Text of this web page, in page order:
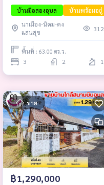
บ้านมือสองอุบล
บ้านพร้อมอยู่
นาเมือง-นิคม-ดง
แสนสุข
312
พื้นที่ : 63.00 ตร.ว.
3 2 1
ขาย
฿1,290,000